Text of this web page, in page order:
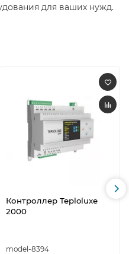
для ваших нужд.​
Контроллер Teploluxe
2000
model-8394